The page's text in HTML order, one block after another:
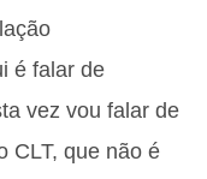
é falar de
vez vou falar de
CLT, que não é